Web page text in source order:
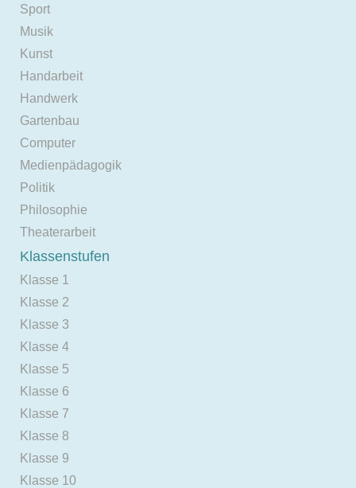
Sport
Musik
Kunst
Handarbeit
Handwerk
Gartenbau
Computer
Medienpädagogik
Politik
Philosophie
Theaterarbeit
Klassenstufen
Klasse 1
Klasse 2
Klasse 3
Klasse 4
Klasse 5
Klasse 6
Klasse 7
Klasse 8
Klasse 9
Klasse 10